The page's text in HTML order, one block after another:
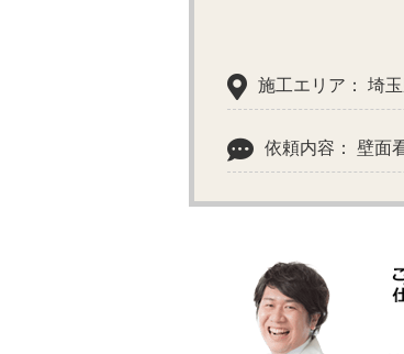
施工エリア： 埼
依頼内容： 壁面